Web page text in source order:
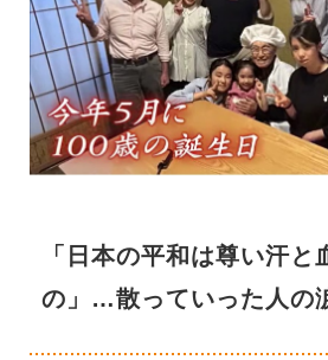
「日本の平和は尊い汗と
の」…散っていった人の